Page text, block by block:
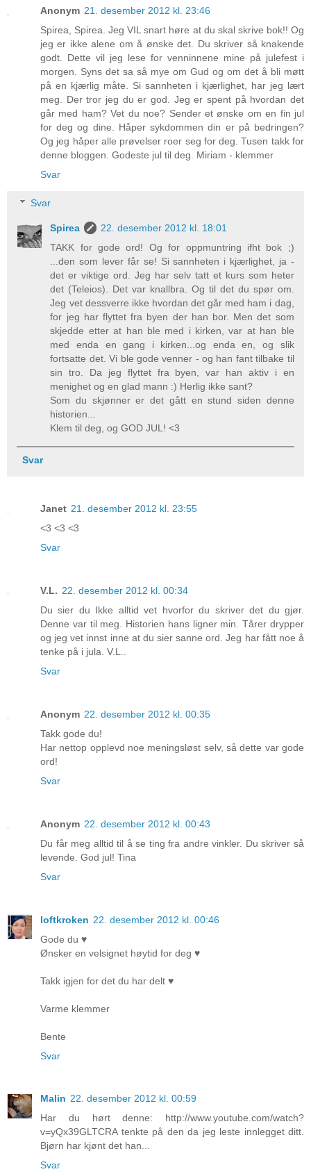
Anonym 21. desember 2012 kl. 23:46
Spirea, Spirea. Jeg VIL snart høre at du skal skrive bok!! Og
jeg er ikke alene om å ønske det. Du skriver så knakende
godt. Dette vil jeg lese for venninnene mine på julefest i
morgen. Syns det sa så mye om Gud og om det å bli møtt
på en kjærlig måte. Si sannheten i kjærlighet, har jeg lært
meg. Der tror jeg du er god. Jeg er spent på hvordan det
går med ham? Vet du noe? Sender et ønske om en fin jul
for deg og dine. Håper sykdommen din er på bedringen?
Og jeg håper alle prøvelser roer seg for deg. Tusen takk for
denne bloggen. Godeste jul til deg. Miriam - klemmer
Svar
Svar
Spirea
22. desember 2012 kl. 18:01
TAKK for gode ord! Og for oppmuntring ifht bok ;)
...den som lever får se! Si sannheten i kjærlighet, ja -
det er viktige ord. Jeg har selv tatt et kurs som heter
det (Teleios). Det var knallbra. Og til det du spør om.
Jeg vet dessverre ikke hvordan det går med ham i dag,
for jeg har flyttet fra byen der han bor. Men det som
skjedde etter at han ble med i kirken, var at han ble
med enda en gang i kirken...og enda en, og slik
fortsatte det. Vi ble gode venner - og han fant tilbake til
sin tro. Da jeg flyttet fra byen, var han aktiv i en
menighet og en glad mann :) Herlig ikke sant?
Som du skjønner er det gått en stund siden denne
historien...
Klem til deg, og GOD JUL! <3
Svar
Janet 21. desember 2012 kl. 23:55
<3 <3 <3
Svar
V.L. 22. desember 2012 kl. 00:34
Du sier du Ikke alltid vet hvorfor du skriver det du gjør.
Denne var til meg. Historien hans ligner min. Tårer drypper
og jeg vet innst inne at du sier sanne ord. Jeg har fått noe å
tenke på i jula. V.L..
Svar
Anonym 22. desember 2012 kl. 00:35
Takk gode du!
Har nettop opplevd noe meningsløst selv, så dette var gode
ord!
Svar
Anonym 22. desember 2012 kl. 00:43
Du får meg alltid til å se ting fra andre vinkler. Du skriver så
levende. God jul! Tina
Svar
loftkroken 22. desember 2012 kl. 00:46
Gode du ♥
Ønsker en velsignet høytid for deg ♥
Takk igjen for det du har delt ♥
Varme klemmer
Bente
Svar
Malin 22. desember 2012 kl. 00:59
Har du hørt denne: http://www.youtube.com/watch?
v=yQx39GLTCRA tenkte på den da jeg leste innlegget ditt.
Bjørn har kjønt det han...
Svar